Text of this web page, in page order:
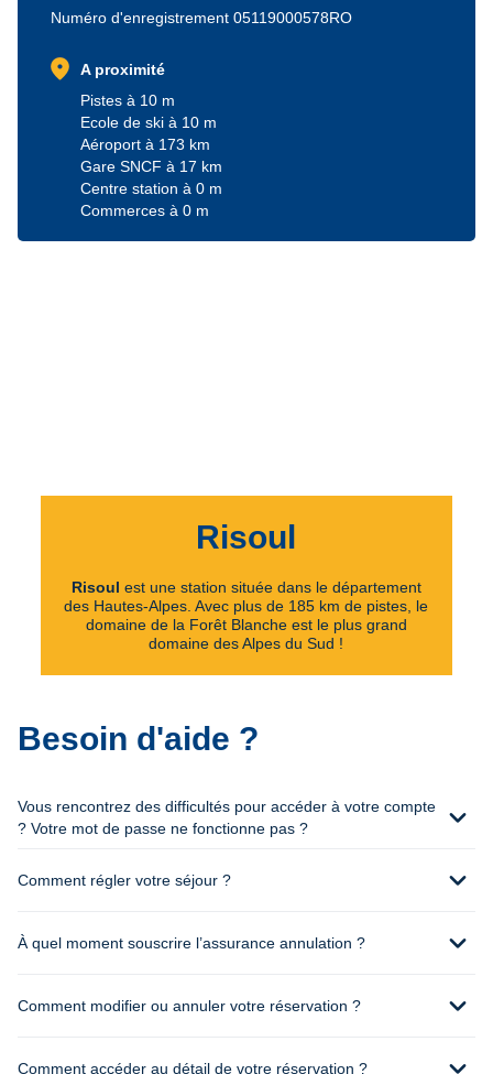
Numéro d'enregistrement 05119000578RO
location_on
A proximité
Pistes à 10 m
Ecole de ski à 10 m
Aéroport à 173 km
Gare SNCF à 17 km
Centre station à 0 m
Commerces à 0 m
Risoul
Risoul est une station située dans le département
des Hautes-Alpes. Avec plus de 185 km de pistes, le
domaine de la Forêt Blanche est le plus grand
domaine des Alpes du Sud !
Besoin d'aide ?
Vous rencontrez des difficultés pour accéder à votre compte
? Votre mot de passe ne fonctionne pas ?
expand_more
Comment régler votre séjour ? expand_more
À quel moment souscrire l’assurance annulation ? expand_more
Comment modifier ou annuler votre réservation ? expand_more
Comment accéder au détail de votre réservation ?